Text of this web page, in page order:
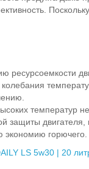
ресурсоемкости
колебания
температур
защиты двигателя,
экономию горючего.
LS 5w30 | 20